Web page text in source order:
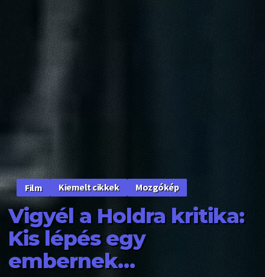
Film Kiemelt cikkek Mozgókép
Vigyél a Holdra kritika:
Kis lépés egy
embernek…